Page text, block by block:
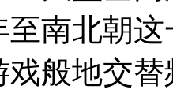
南北朝
般地交